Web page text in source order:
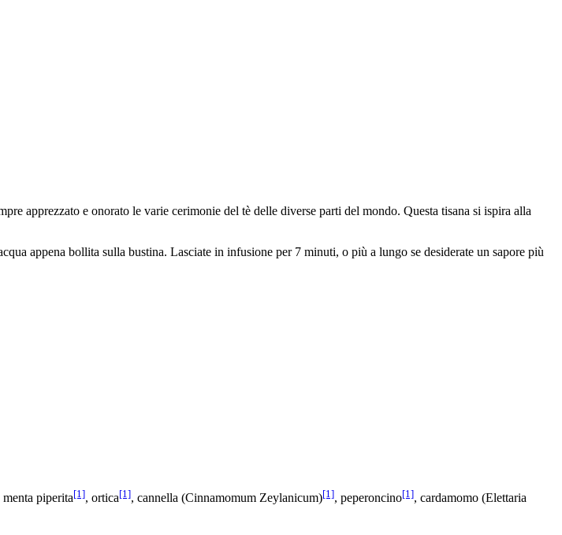
apprezzato e onorato le varie cerimonie del tè delle diverse parti del mondo. Questa tisana si ispira alla
appena bollita sulla bustina. Lasciate in infusione per 7 minuti, o più a lungo se desiderate un sapore più
menta piperita[1], ortica[1], cannella (Cinnamomum Zeylanicum)[1], peperoncino[1], cardamomo (Elettaria